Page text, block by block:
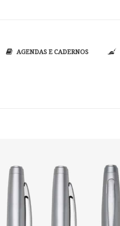
AGENDAS E CADERNOS